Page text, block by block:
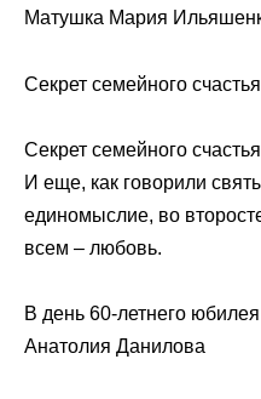
Матушка Мария
Секрет семейного счастья
Секрет семейного
И еще, как говорили
единомыслие, во
всем – любовь.
В день 60-летнего
Анатолия Данилова